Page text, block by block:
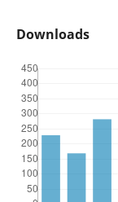
Downloads